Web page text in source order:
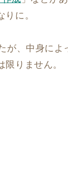
に。
が、中身によ
りません。